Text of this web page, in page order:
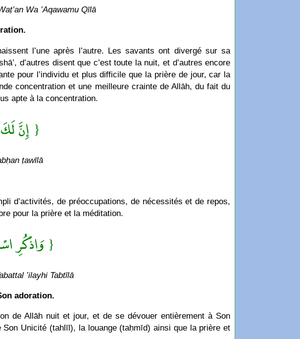
Wa ’Aqawamu Qīlā
l’une après l’autre. Les savants ont divergé sur sa
d’autres disent que c’est toute la nuit, et d’autres encore
pour l’individu et plus difficile que la prière de jour, car la
concentration et une meilleure crainte de Allāh, du fait du
apte à la concentration.
{ إِنَّ
ṭawīlā
d’activités, de préoccupations, de nécessités et de repos,
pour la prière et la méditation.
{ وَاذْكُرِ
’ilayhi Tabtīlā
adoration.
Unicité (tahlīl), la louange (taḥmīd) ainsi que la prière et